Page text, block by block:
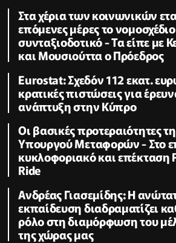
Στα χέρια των κοινωνικών
επόμενες μέρες το
συνταξιοδοτικό - Τα είπε με
και Μουσιούττα ο Πρόεδρος
Eurostat: Σχεδόν 112 εκατ.
κρατικές πιστώσεις για
ανάπτυξη στην Κύπρο
Οι βασικές προτεραιότητες
Υπουργού Μεταφορών - Στο
κυκλοφοριακό και επέκταση
Ride
Ανδρέας Γιασεμίδης: Η
εκπαίδευση διαδραματίζει
ρόλο στη διαμόρφωση του
της χώρας μας